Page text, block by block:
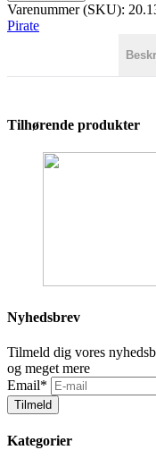
Varenummer (SKU):
Pirate
Tilhørende produkter
Nyhedsbrev
Tilmeld dig vores
og meget mere
Email*
Tilmeld
Kategorier